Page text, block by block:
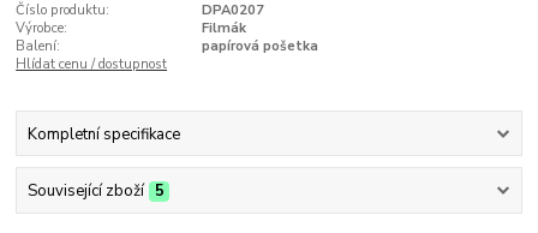
Číslo produktu:
DPA0207
Výrobce:
Filmák
Balení:
papírová pošetka
Hlídat cenu / dostupnost
Kompletní specifikace
Související zboží 5